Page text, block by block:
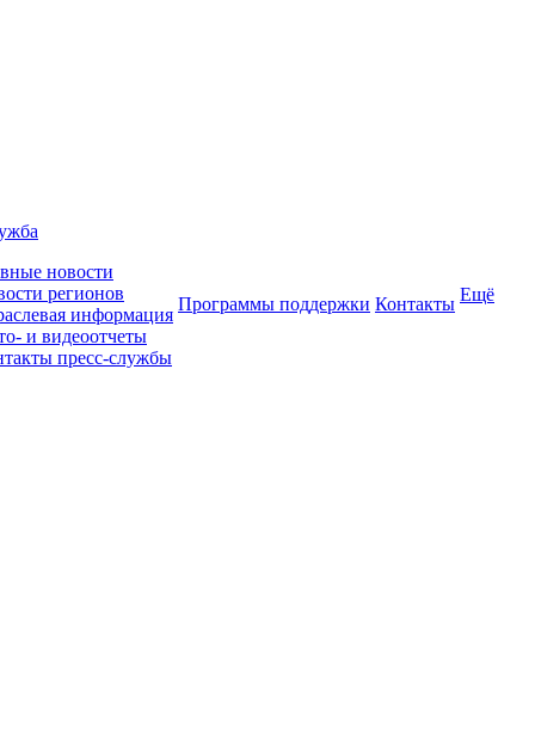
новости
регионов
информация
и видеоотчеты
пресс-службы
Программы поддержки Контакты Ещё